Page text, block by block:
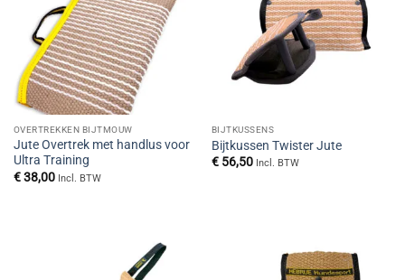
OVERTREKKEN BIJTMOUW
Jute Overtrek met handlus voor
Ultra Training
€38,00 Incl. BTW
BIJTKUSSENS
Bijtkussen Twister Jute
€56,50 Incl. BTW